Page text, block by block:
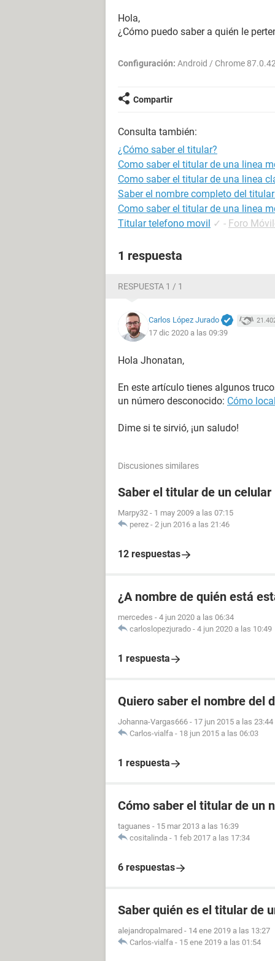
Hola,
¿Cómo puedo saber a quién le
Configuración: Android / Chrome
Compartir
Consulta también:
¿Cómo saber el titular?
Como saber el titular de una linea
Como saber el titular de una linea
Saber el nombre completo del
Como saber el titular de una linea
Titular telefono movil ✓ - Foro
1 respuesta
RESPUESTA 1 / 1
Carlos López Jurado
17 dic 2020 a las 09:39
Hola Jhonatan,
En este artículo tienes algunos
un número desconocido: Cómo
Dime si te sirvió, ¡un saludo!
Discusiones similares
Saber el titular de un celular
Marpy32 - 1 may 2009 a las 07:15
perez - 2 jun 2016 a las 21:46
12 respuestas
¿A nombre de quién está
mercedes - 4 jun 2020 a las 06:34
carloslopezjurado - 4 jun 2020 a las 10:49
1 respuesta
Quiero saber el nombre del
Johanna-Vargas666 - 17 jun 2015 a las 23:44
Carlos-vialfa - 18 jun 2015 a las 06:03
1 respuesta
Cómo saber el titular de un
taguanes - 15 mar 2013 a las 16:39
cositalinda - 1 feb 2017 a las 17:34
6 respuestas
Saber quién es el titular de
alejandropalmared - 14 ene 2019 a las 13:27
Carlos-vialfa - 15 ene 2019 a las 01:54